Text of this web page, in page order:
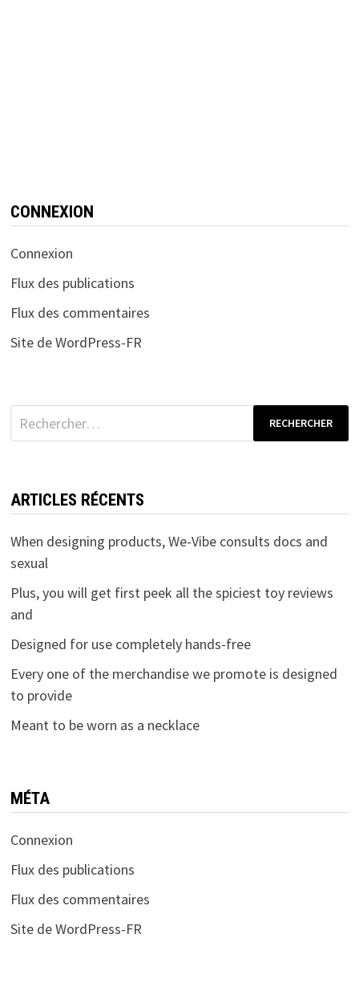
CONNEXION
Connexion
Flux des publications
Flux des commentaires
Site de WordPress-FR
Rechercher :
ARTICLES RÉCENTS
When designing products, We-Vibe consults docs and
sexual
Plus, you will get first peek all the spiciest toy reviews
and
Designed for use completely hands-free
Every one of the merchandise we promote is designed
to provide
Meant to be worn as a necklace
MÉTA
Connexion
Flux des publications
Flux des commentaires
Site de WordPress-FR